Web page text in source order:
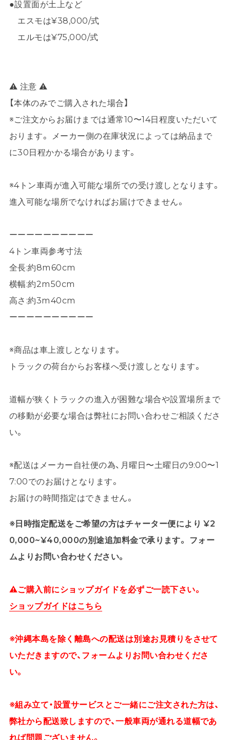
●設置面が土上など
エスモは¥38,000/式
エルモは¥75,000/式
⚠ 注意 ⚠
【本体のみでご購入された場合】
※ご注文からお届けまでは通常10〜14日程度いただいて
おります。 メーカー側の在庫状況によっては納品まで
に30日程かかる場合があります。
※4トン車両が進入可能な場所での受け渡しとなります。
進入可能な場所でなければお届けできません。
ーーーーーーーーーー
4トン車両参考寸法
全長:約8m60cm
横幅:約2m50cm
高さ:約3m40cm
ーーーーーーーーーー
※商品は車上渡しとなります。
トラックの荷台からお客様へ受け渡しとなります。
道幅が狭くトラックの進入が困難な場合や設置場所まで
の移動が必要な場合は弊社にお問い合わせご相談くださ
い。
※配送はメーカー自社便の為、月曜日〜土曜日の9:00〜1
7:00でのお届けとなります。
お届けの時間指定はできません。
※日時指定配送をご希望の方はチャーター便により ¥2
0,000~¥40,000の別途追加料金で承ります。 フォー
ムよりお問い合わせください。
⚠ご購入前にショップガイドを必ずご一読下さい。
ショップガイドはこちら
※沖縄本島を除く離島への配送は別途お見積りをさせて
いただきますので、フォームよりお問い合わせくださ
い。
※組み立て・設置サービスとご一緒にご注文された方は、
弊社から配送致しますので、一般車両が通れる道幅であ
れば問題ございません。